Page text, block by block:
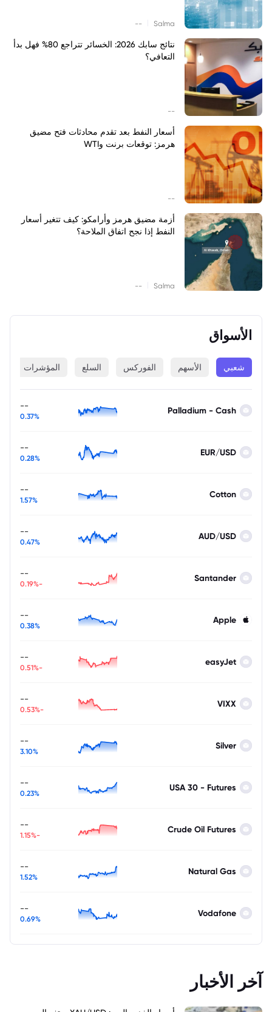
Salma
--
نتائج سابك 2026: الخسائر تتراجع 80% فهل بدأ
التعافي؟
--
أسعار النفط بعد تقدم محادثات فتح مضيق
هرمز: توقعات برنت وWTI
--
أزمة مضيق هرمز وأرامكو: كيف تتغير أسعار
النفط إذا نجح اتفاق الملاحة؟
Salma
--
الأسواق
شعبي الأسهم الفوركس السلع المؤشرات
Palladium - Cash
--
0.37%
EUR/USD
--
0.28%
Cotton
--
1.57%
AUD/USD
--
0.47%
Santander
--
-0.19%
Apple
--
0.38%
easyJet
--
-0.51%
VIXX
--
-0.53%
Silver
--
3.10%
USA 30 - Futures
--
0.23%
Crude Oil Futures
--
-1.15%
Natural Gas
--
1.52%
Vodafone
--
0.69%
آخر الأخبار